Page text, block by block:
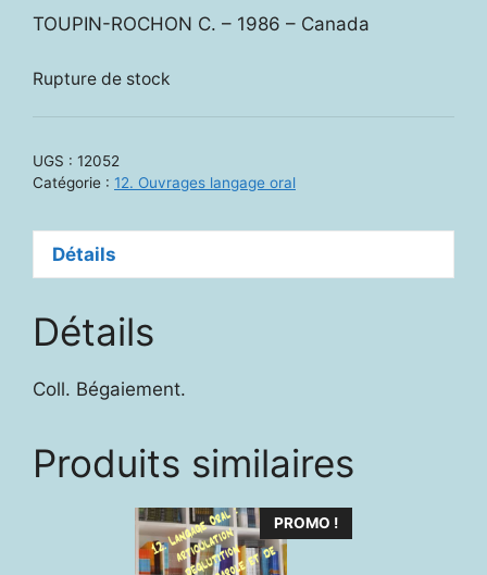
TOUPIN-ROCHON C. – 1986 – Canada
Rupture de stock
UGS : 12052
Catégorie : 12. Ouvrages langage oral
Détails
Détails
Coll. Bégaiement.
Produits similaires
PROMO !